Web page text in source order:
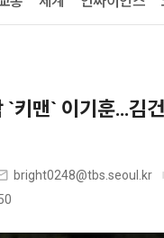
`키맨` 이기훈…김
bright0248@tbs.seoul.kr